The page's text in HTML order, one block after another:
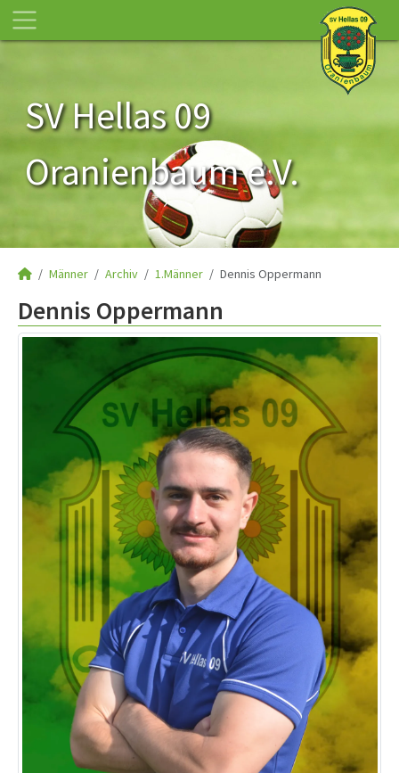
SV Hellas 09
Oranienbaum e.V.
Männer Archiv 1.Männer Dennis Oppermann
Dennis Oppermann